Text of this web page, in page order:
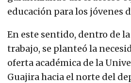
educación para los jóvenes
En este sentido, dentro de
trabajo, se planteó la
oferta académica de la
Guajira hacia el norte del